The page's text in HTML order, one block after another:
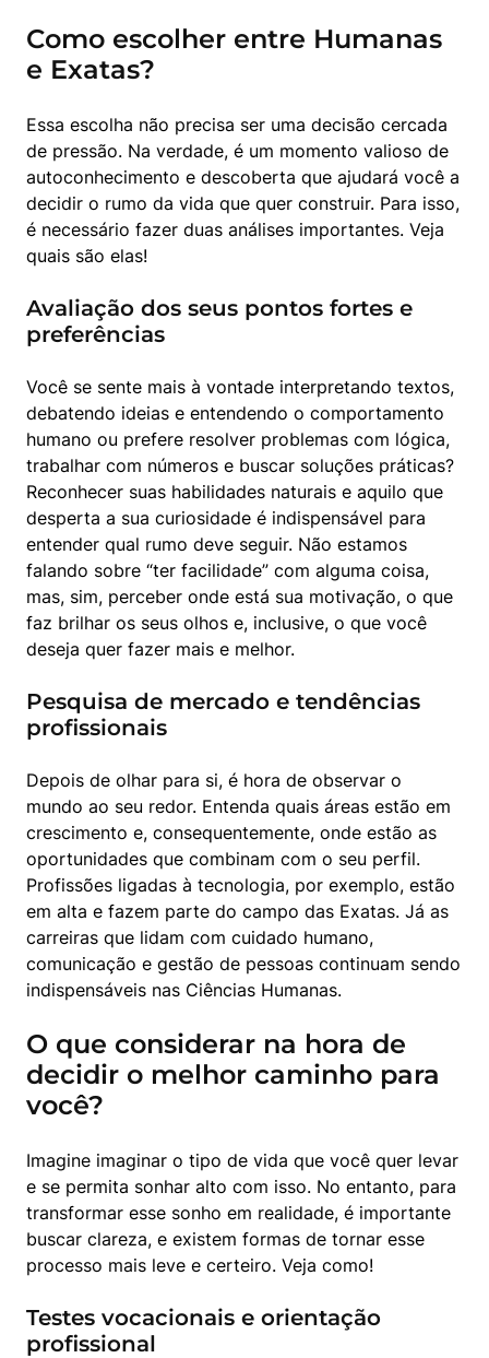
Como escolher entre Humanas
e Exatas?
Essa escolha não precisa ser uma decisão cercada
de pressão. Na verdade, é um momento valioso de
autoconhecimento e descoberta que ajudará você a
decidir o rumo da vida que quer construir. Para isso,
é necessário fazer duas análises importantes. Veja
quais são elas!
Avaliação dos seus pontos fortes e
preferências
Você se sente mais à vontade interpretando textos,
debatendo ideias e entendendo o comportamento
humano ou prefere resolver problemas com lógica,
trabalhar com números e buscar soluções práticas?
Reconhecer suas habilidades naturais e aquilo que
desperta a sua curiosidade é indispensável para
entender qual rumo deve seguir. Não estamos
falando sobre “ter facilidade” com alguma coisa,
mas, sim, perceber onde está sua motivação, o que
faz brilhar os seus olhos e, inclusive, o que você
deseja quer fazer mais e melhor.
Pesquisa de mercado e tendências
profissionais
Depois de olhar para si, é hora de observar o
mundo ao seu redor. Entenda quais áreas estão em
crescimento e, consequentemente, onde estão as
oportunidades que combinam com o seu perfil.
Profissões ligadas à tecnologia, por exemplo, estão
em alta e fazem parte do campo das Exatas. Já as
carreiras que lidam com cuidado humano,
comunicação e gestão de pessoas continuam sendo
indispensáveis nas Ciências Humanas.
O que considerar na hora de
decidir o melhor caminho para
você?
Imagine imaginar o tipo de vida que você quer levar
e se permita sonhar alto com isso. No entanto, para
transformar esse sonho em realidade, é importante
buscar clareza, e existem formas de tornar esse
processo mais leve e certeiro. Veja como!
Testes vocacionais e orientação
profissional